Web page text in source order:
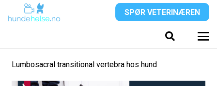
SPØR VETERINÆREN
Lumbosacral transitional vertebra hos hund